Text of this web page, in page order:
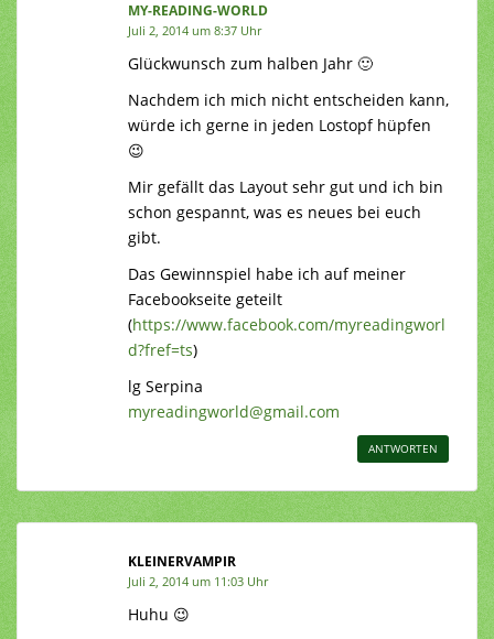
MY-READING-WORLD
Juli 2, 2014 um 8:37 Uhr
Glückwunsch zum halben Jahr 🙂
Nachdem ich mich nicht entscheiden kann,
würde ich gerne in jeden Lostopf hüpfen
😉
Mir gefällt das Layout sehr gut und ich bin
schon gespannt, was es neues bei euch
gibt.
Das Gewinnspiel habe ich auf meiner
Facebookseite geteilt
(https://www.facebook.com/myreadingworl
d?fref=ts)
lg Serpina
myreadingworld@gmail.com
ANTWORTEN
KLEINERVAMPIR
Juli 2, 2014 um 11:03 Uhr
Huhu 😉